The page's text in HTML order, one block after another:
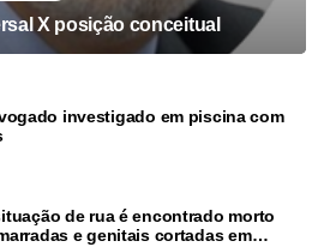
X posição conceitual
investigado em piscina com
de rua é encontrado morto
e genitais cortadas em